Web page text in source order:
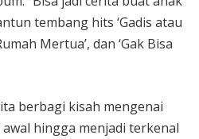
tembang hits ‘Gadis atau
Mertua’, dan ‘Gak Bisa
berbagi kisah mengenai
hingga menjadi terkenal